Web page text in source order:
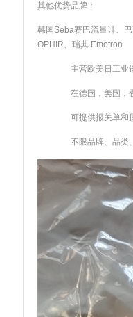
其他优势品牌：
韩国Seba赛巴流量计、
OPHIR、瑞典 Emotron
主营欧美日工业进口
在德国，美国，香港
可提供报关单和原产
不限品牌、品类、产